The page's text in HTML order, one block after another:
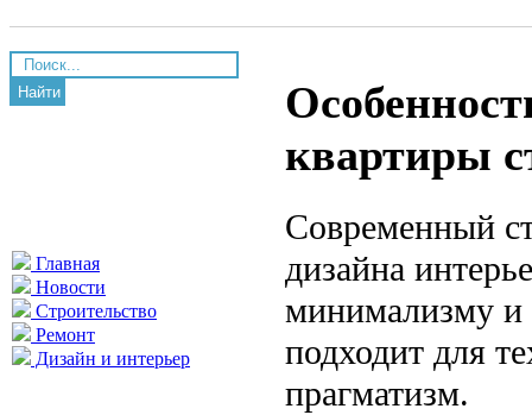
Найти
Главная
Новости
Строительство
Ремонт
Дизайн и интерьер
квартиры
Современный
дизайна
минимализму и
подходит для
прагматизм.